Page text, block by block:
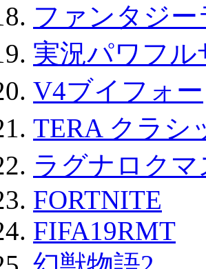
ファンタジ
実況パワフル
V4ブイフォー
TERA クラシ
ラグナロク
FORTNITE
FIFA19RMT